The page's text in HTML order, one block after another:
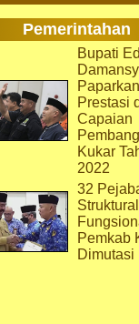
Pemerintahan
Bupati
Paparkan
Prestasi
Capaian
Kukar
2022
32
Pemkab
Dimutasi